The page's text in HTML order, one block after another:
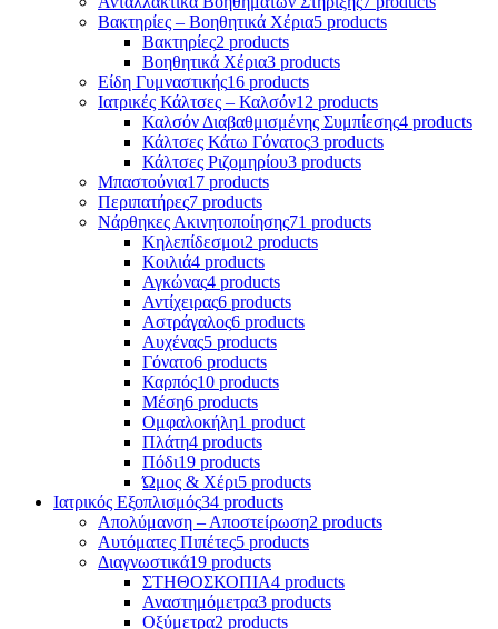
Βακτηρίες – Βοηθητικά Χέρια5 products
Βακτηρίες2 products
Βοηθητικά Χέρια3 products
Είδη Γυμναστικής16 products
Ιατρικές Κάλτσες – Καλσόν12 products
Καλσόν Διαβαθμισμένης Συμπίεσης4 products
Κάλτσες Κάτω Γόνατος3 products
Κάλτσες Ριζομηρίου3 products
Μπαστούνια17 products
Περιπατήρες7 products
Νάρθηκες Ακινητοποίησης71 products
Κηλεπίδεσμοι2 products
Κοιλιά4 products
Αγκώνας4 products
Αντίχειρας6 products
Αστράγαλος6 products
Αυχένας5 products
Γόνατο6 products
Καρπός10 products
Μέση6 products
Ομφαλοκήλη1 product
Πλάτη4 products
Πόδι19 products
Ώμος & Χέρι5 products
Ιατρικός Εξοπλισμός34 products
Απολύμανση – Αποστείρωση2 products
Αυτόματες Πιπέτες5 products
Διαγνωστικά19 products
ΣΤΗΘΟΣΚΟΠΙΑ4 products
Αναστημόμετρα3 products
Οξύμετρα2 products